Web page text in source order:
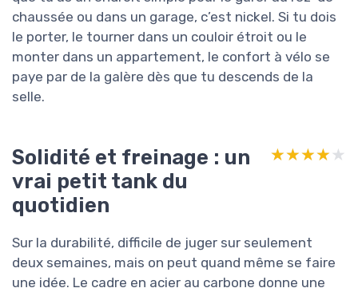
chaussée ou dans un garage, c’est nickel. Si tu dois
le porter, le tourner dans un couloir étroit ou le
monter dans un appartement, le confort à vélo se
paye par de la galère dès que tu descends de la
selle.
Solidité et freinage : un
vrai petit tank du
quotidien
★★★★★
★★★★★
Sur la durabilité, difficile de juger sur seulement
deux semaines, mais on peut quand même se faire
une idée. Le cadre en acier au carbone donne une